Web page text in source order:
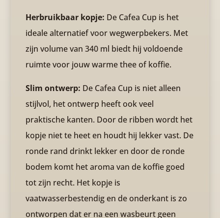
Herbruikbaar kopje: De Cafea Cup is het
ideale alternatief voor wegwerpbekers. Met
zijn volume van 340 ml biedt hij voldoende
ruimte voor jouw warme thee of koffie.
Slim ontwerp: De Cafea Cup is niet alleen
stijlvol, het ontwerp heeft ook veel
praktische kanten. Door de ribben wordt het
kopje niet te heet en houdt hij lekker vast. De
ronde rand drinkt lekker en door de ronde
bodem komt het aroma van de koffie goed
tot zijn recht. Het kopje is
vaatwasserbestendig en de onderkant is zo
ontworpen dat er na een wasbeurt geen